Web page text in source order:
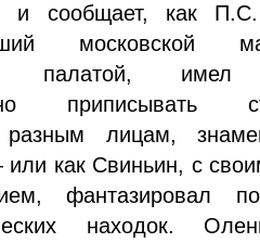
и сообщает, как
московской
палатой, имел
приписывать
разным лицам,
или как Свиньин, с
фантазировал
находок.